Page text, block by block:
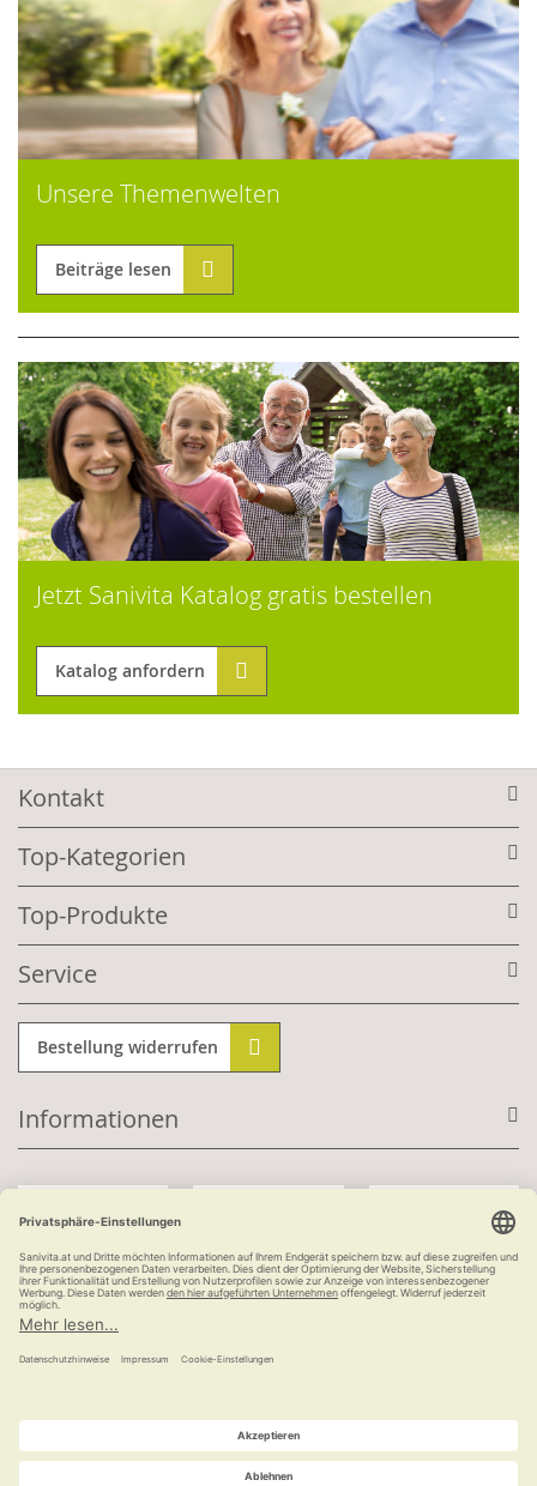
Unsere Themenwelten
Beiträge lesen
Jetzt Sanivita Katalog gratis bestellen
Katalog anfordern
Kontakt
Top-Kategorien
Top-Produkte
Service
Bestellung widerrufen
Informationen
Kauf auf Rechnung
versandkostenfrei